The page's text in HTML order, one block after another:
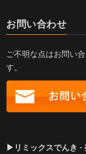
お問い合わせ
ご不明な点はお問い
す。
▶リミックスでんき -